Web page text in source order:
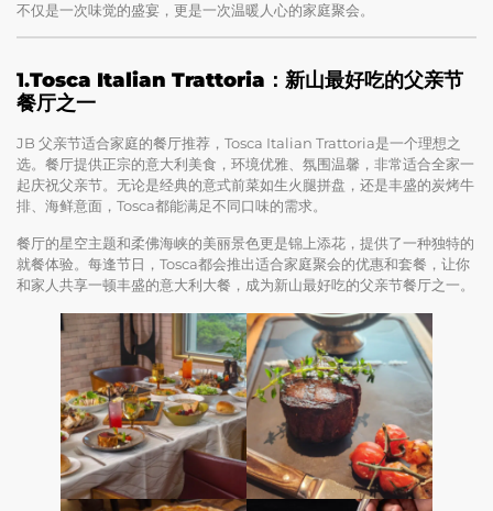
不仅是一次味觉的盛宴，更是一次温暖人心的家庭聚会。
1.Tosca Italian Trattoria：新山最好吃的父亲节
餐厅之一
JB 父亲节适合家庭的餐厅推荐，Tosca Italian Trattoria是一个理想之
选。餐厅提供正宗的意大利美食，环境优雅、氛围温馨，非常适合全家一
起庆祝父亲节。无论是经典的意式前菜如生火腿拼盘，还是丰盛的炭烤牛
排、海鲜意面，Tosca都能满足不同口味的需求。
餐厅的星空主题和柔佛海峡的美丽景色更是锦上添花，提供了一种独特的
就餐体验。每逢节日，Tosca都会推出适合家庭聚会的优惠和套餐，让你
和家人共享一顿丰盛的意大利大餐，成为新山最好吃的父亲节餐厅之一。